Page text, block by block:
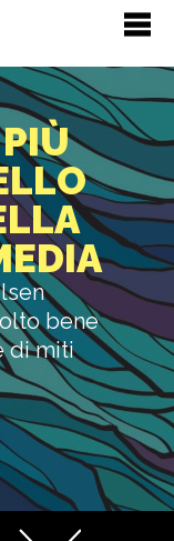
bene
di miti